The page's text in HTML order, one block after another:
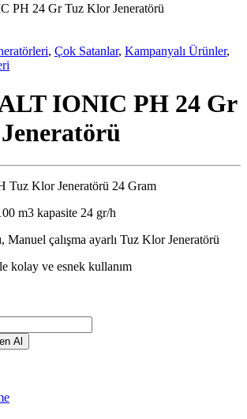
PH 24 Gr Tuz Klor Jeneratörü
, Çok Satanlar, Kampanyalı Ürünler,
IONIC PH 24 Gr
Tuz Klor Jeneratörü 24 Gram
m3 kapasite 24 gr/h
Manuel çalışma ayarlı Tuz Klor Jeneratörü
kolay ve esnek kullanım
Al